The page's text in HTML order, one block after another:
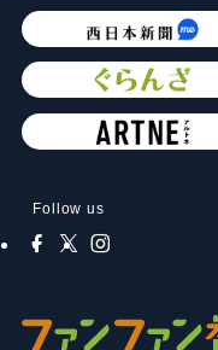
Follow us